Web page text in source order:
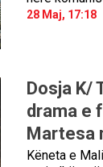
28 Maj, 17:18
Dosja K/
drama e
Martesa
Këneta e